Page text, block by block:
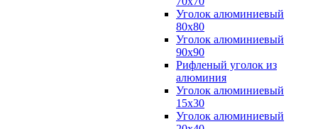
Уголок алюминиевый
80х80
Уголок алюминиевый
90х90
Рифленый уголок из
алюминия
Уголок алюминиевый
15х30
Уголок алюминиевый